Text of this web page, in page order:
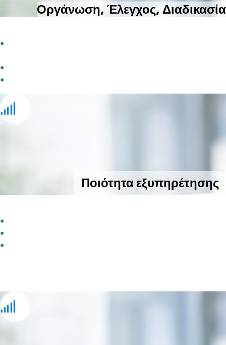
Οργάνωση, Έλεγχος, Διαδικασία
●
●
●
Ποιότητα εξυπηρέτησης
●
●
●